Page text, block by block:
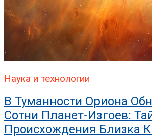
Наука и технологии
В Туманности Ориона
Сотни Планет-Изгоев:
Происхождения Близка